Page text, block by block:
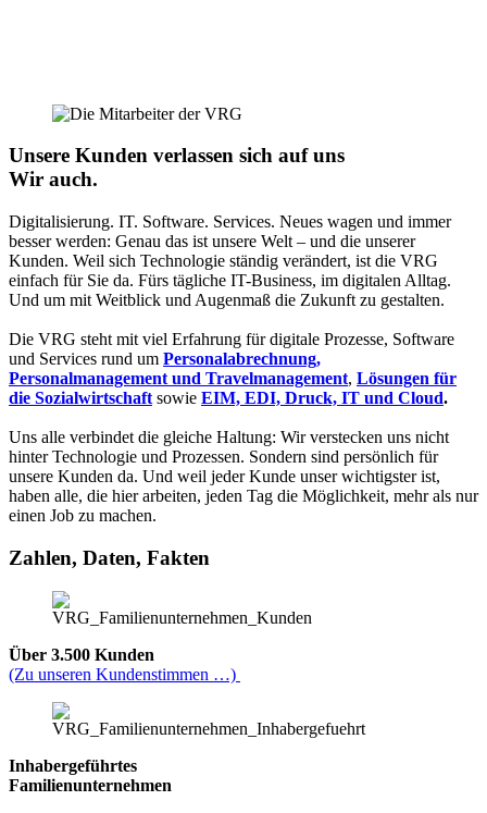
Unsere Kunden verlassen sich auf uns
Wir auch.
Digitalisierung. IT. Software. Services. Neues wagen und immer
besser werden: Genau das ist unsere Welt – und die unserer
Kunden. Weil sich Technologie ständig verändert, ist die VRG
einfach für Sie da. Fürs tägliche IT-Business, im digitalen Alltag.
Und um mit Weitblick und Augenmaß die Zukunft zu gestalten.
Die VRG steht mit viel Erfahrung für digitale Prozesse, Software
und Services rund um Personalabrechnung,
Personalmanagement und Travelmanagement, Lösungen für
die Sozialwirtschaft sowie EIM, EDI, Druck, IT und Cloud.
Uns alle verbindet die gleiche Haltung: Wir verstecken uns nicht
hinter Technologie und Prozessen. Sondern sind persönlich für
unsere Kunden da. Und weil jeder Kunde unser wichtigster ist,
haben alle, die hier arbeiten, jeden Tag die Möglichkeit, mehr als nur
einen Job zu machen.
Zahlen, Daten, Fakten
Über 3.500 Kunden
(Zu unseren Kundenstimmen …)
Inhabergeführtes
Familienunternehmen